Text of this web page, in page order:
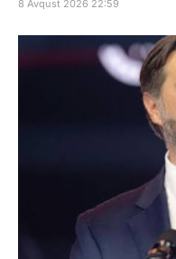
8 Avqust 2026 22:59